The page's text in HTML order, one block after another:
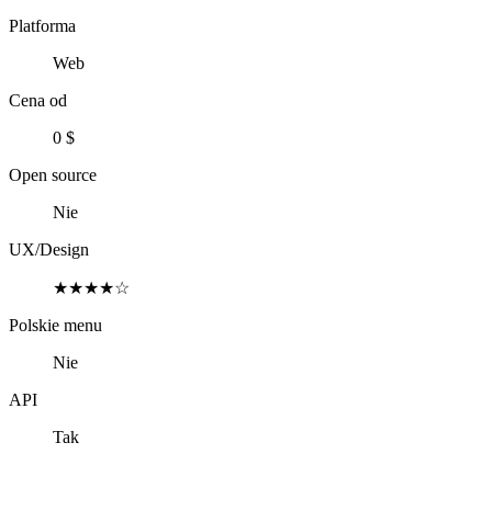
Platforma
Web
Cena od
0 $
Open source
Nie
UX/Design
★★★★☆
Polskie menu
Nie
API
Tak